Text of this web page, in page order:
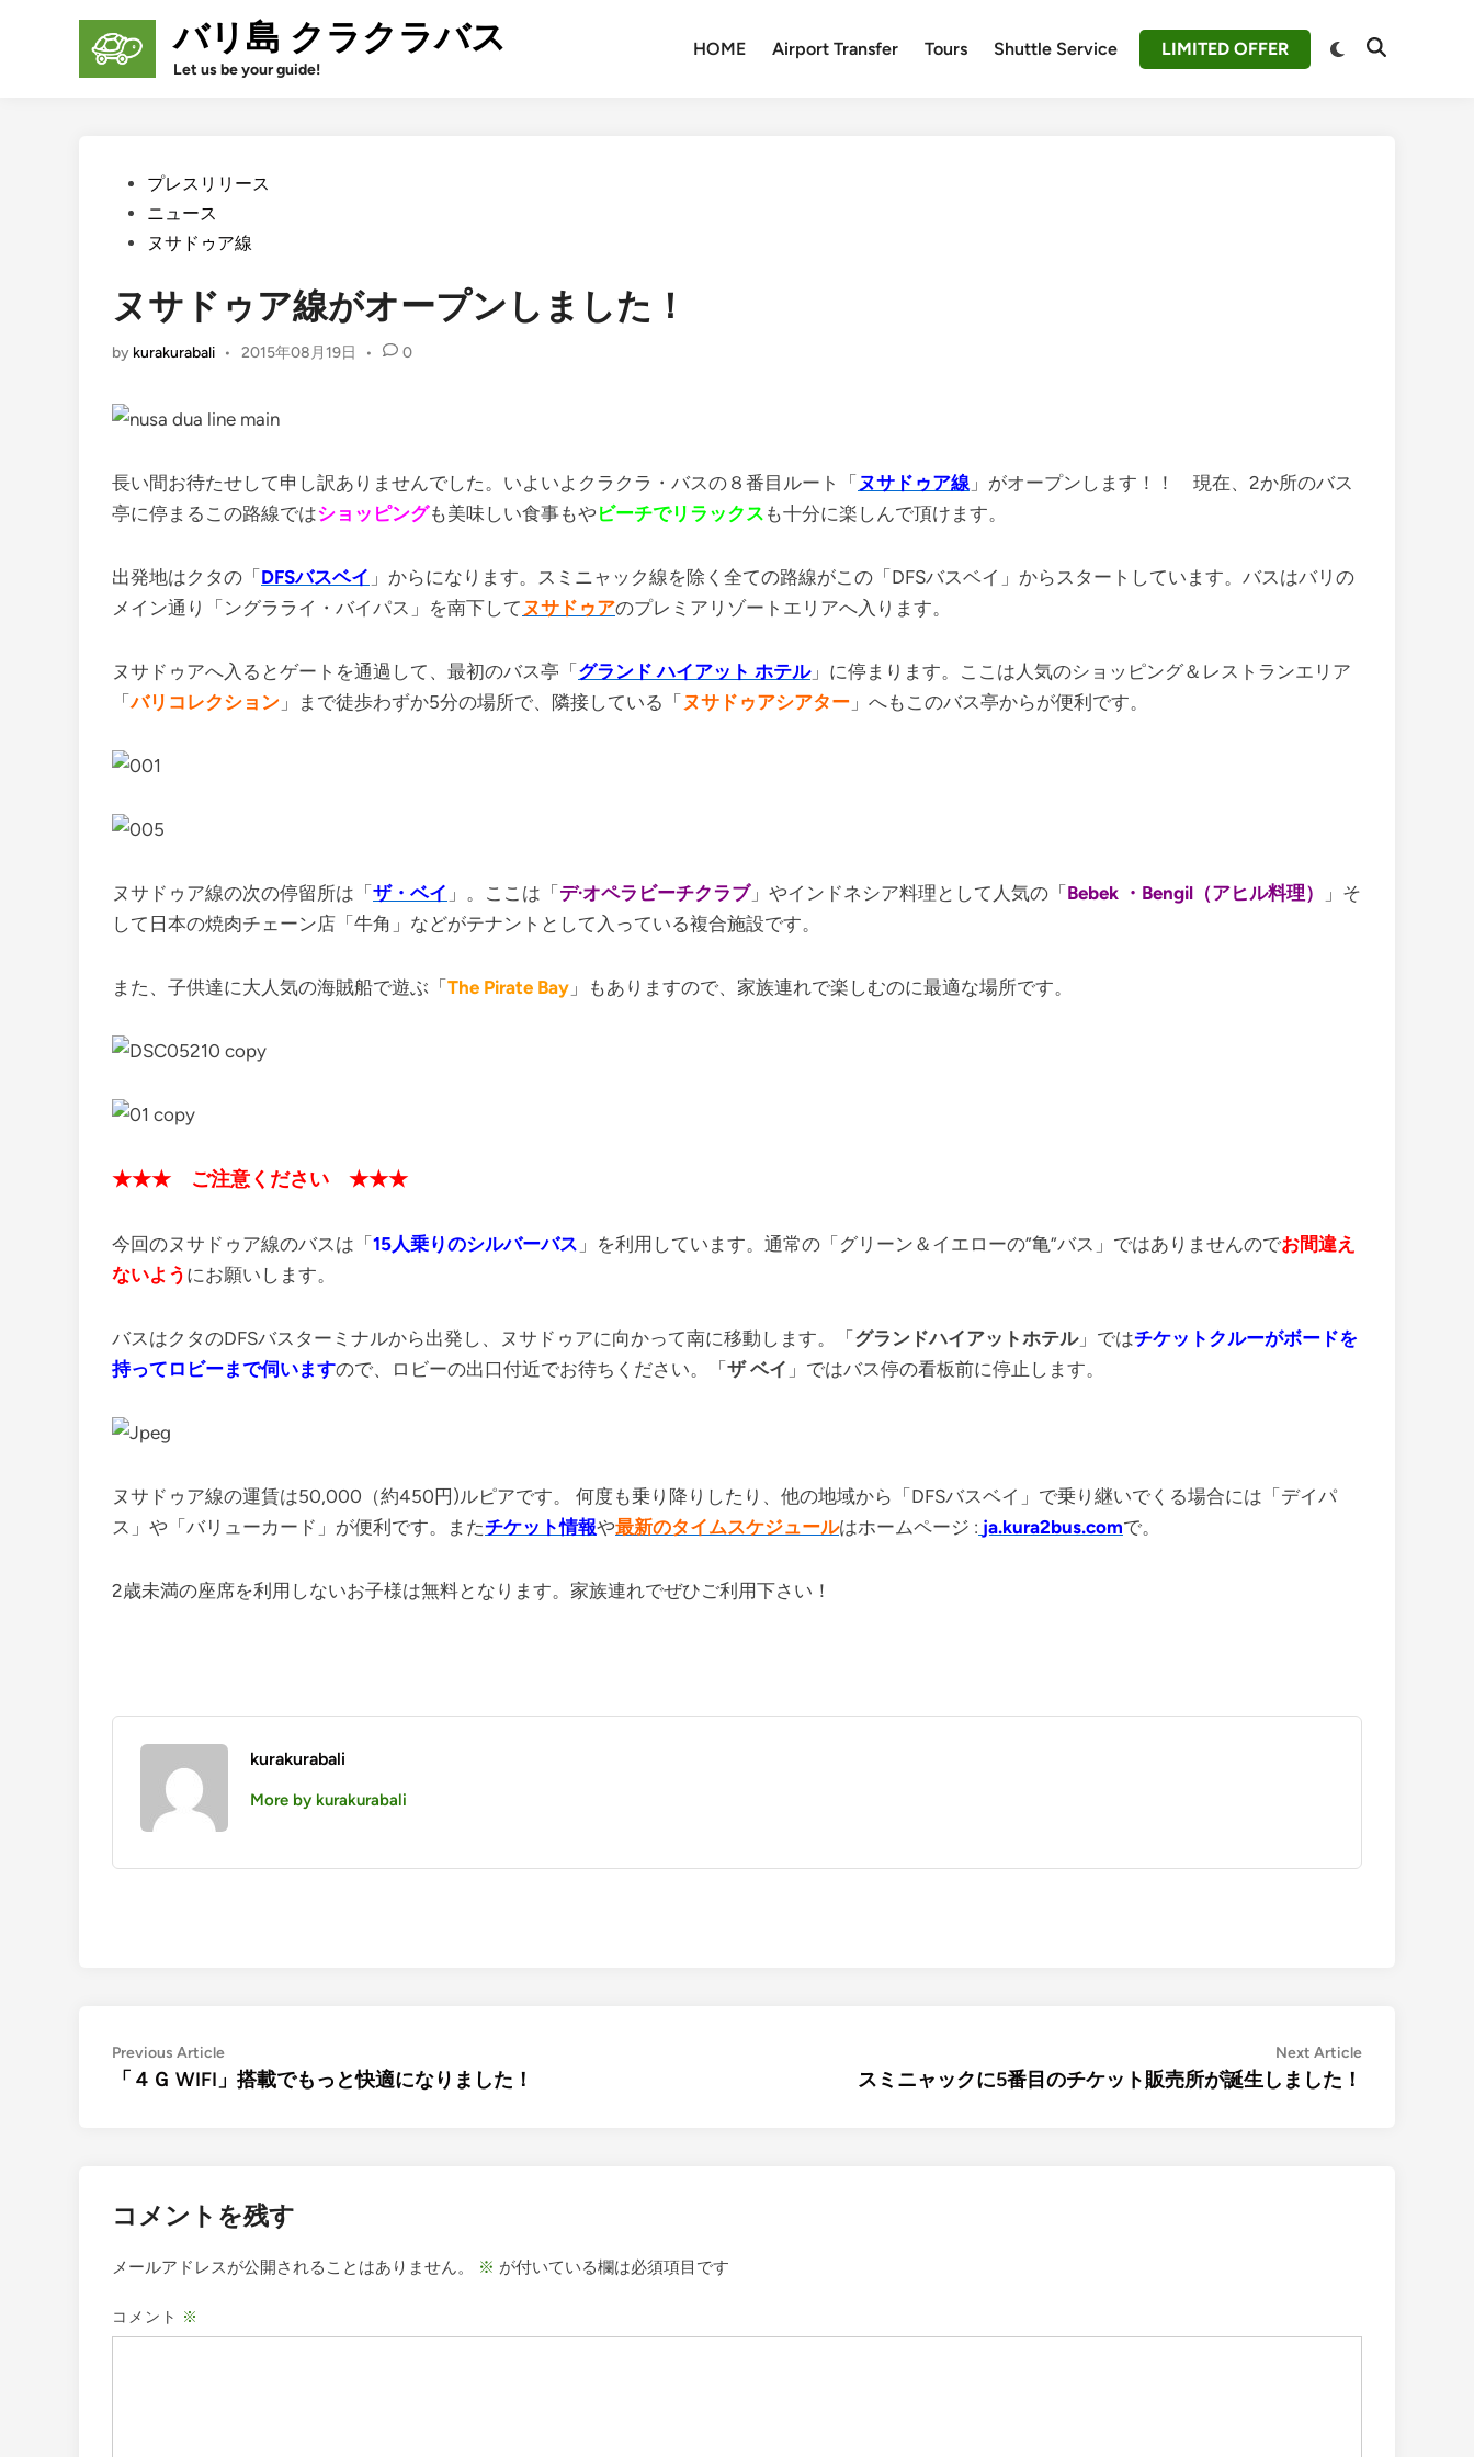
バリ島 クラクラバス
Let us be your guide!
HOME Airport Transfer Tours Shuttle Service LIMITED OFFER
Switch
Open
Postedプレスリリース
ニュース
ヌサドゥア線
ヌサドゥア線がオープンしました！
by kurakurabali • 2015年08月19日 • 0
長い間お待たせして申し訳ありませんでした。いよいよクラクラ・バスの８番目ルート「 ヌサドゥア線」がオープンします！！ 現在、2か所のバス
亭に停まるこの路線ではショッピングも美味しい食事もや ビーチでリラックス も十分に楽しんで頂けます。
出発地はクタの「 DFSバスベイ 」からになります。スミニャック線を除く全ての路線がこの「DFSバスベイ」からスタートしています。バスはバリの
メイン通り「ングラライ・バイパス」を南下して ヌサドゥアのプレミアリゾートエリアへ入ります。
ヌサドゥアへ入るとゲートを通過して、最初のバス亭「 グランド ハイアット ホテル」に停まります。ここは人気のショッピング＆レストランエリア
「バリコレクション 」まで徒歩わずか5分の場所で、隣接している「 ヌサドゥアシアター 」へもこのバス亭からが便利です。
ヌサドゥア線の次の停留所は「 ザ・ベイ 」。ここは「 デ·オペラビーチクラブ」やインドネシア料理として人気の「 Bebek ・Bengil（アヒル料理）
」そ
して日本の焼肉チェーン店「牛角」などがテナントとして入っている複合施設です。
また、子供達に大人気の海賊船で遊ぶ「 The Pirate Bay 」もありますので、家族連れで楽しむのに最適な場所です。
★★★ ご注意ください ★★★
今回のヌサドゥア線のバスは「 15人乗りのシルバーバス 」を利用しています。通常の「グリーン＆イエローの”亀”バス」ではありませんのでお間違え
ないよう にお願いします。
バスはクタのDFSバスターミナルから出発し、ヌサドゥアに向かって南に移動します。「 グランドハイアットホテル」ではチケットクルーがボードを
持ってロビーまで伺いますので、ロビーの出口付近でお待ちください。「 ザ ベイ 」ではバス停の看板前に停止します。
ヌサドゥア線の運賃は50,000（約450円)ルピアです。 何度も乗り降りしたり、他の地域から「DFSバスベイ」で乗り継いでくる場合には「デイパ
ス」や「バリューカード」が便利です。またチケット情報や最新のタイムスケジュールはホームページ : ja.kura2bus.comで。
2歳未満の座席を利用しないお子様は無料となります。家族連れでぜひご利用下さい！
kurakurabali
More by kurakurabali
投
稿
ー
シ
ン
Previous ArticlePrevious
article:
「４Ｇ WIFI」搭載でもっと快適になりました！
Next ArticleNext
スミニャックに5番目のチケット販売所が誕生しました！
コメントを残す
メールアドレスが公開されることはありません。 ※ が付いている欄は必須項目です
コメント ※